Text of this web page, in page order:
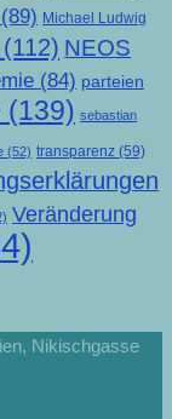
(89) Michael Ludwig
(112) NEOS
(84) parteien
(139) sebastian
(52) transparenz (59)
Veränderung
Nikischgasse